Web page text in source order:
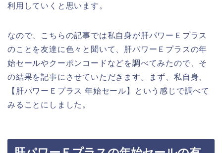
利用していくと思います。
なので、こちらの記事では私自身が肝パワーＥプラス
のことを友達に色々と聞いて、肝パワーＥプラスの年
始セールやクーポンコードなどを調べてみたので、そ
の結果を記事にさせていただきます。まず、私自身、
【肝パワーＥプラス 年始セール】という感じで調べて
みることにしました。